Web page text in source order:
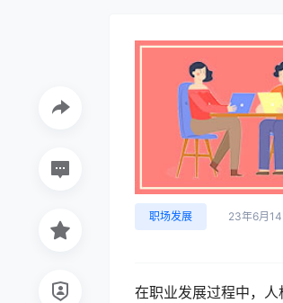
职场发展 23年6月14
在职业发展过程中，